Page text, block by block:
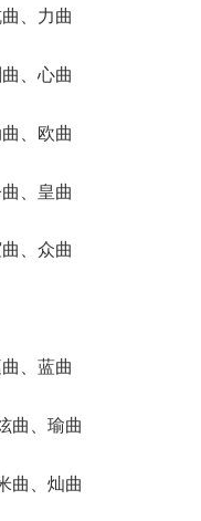
、力曲
、心曲
、欧曲
、皇曲
、众曲
、蓝曲
曲、瑜曲
曲、灿曲